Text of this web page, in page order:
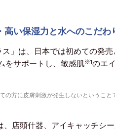
高い保湿力と水へのこだ
」は、日本では初めての発
をサポートし、敏感肌※1のエ
の方に皮膚刺激が発生しないということ
店頭什器、アイキャッチシ